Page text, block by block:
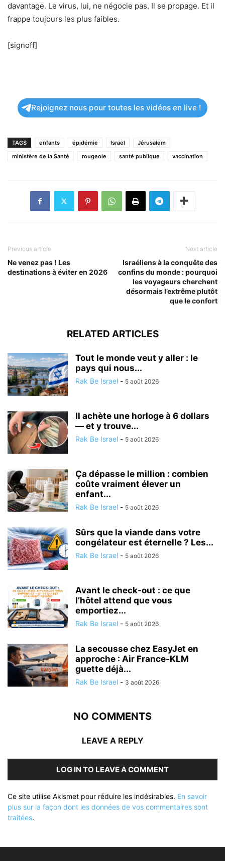
davantage. Le virus, lui, ne négocie pas. Il se propage. Et il
frappe toujours les plus faibles.
[signoff]
Rejoignez nous pour toutes les vidéos en live !
TAGS enfants épidémie Israel
Jérusalem
ministère de la Santé
rougeole santé publique vaccination
Previous article
Ne venez pas ! Les
destinations à éviter en 2026
Next article
Israéliens à la conquête des
confins du monde : pourquoi
les voyageurs cherchent
désormais l’extrême plutôt
que le confort
RELATED ARTICLES
Tout le monde veut y aller : le
pays qui nous...
Rak Be Israel - 5 août 2026
Il achète une horloge à 6 dollars
— et y trouve...
Rak Be Israel - 5 août 2026
Ça dépasse le million : combien
coûte vraiment élever un
enfant...
Rak Be Israel - 5 août 2026
Sûrs que la viande dans votre
congélateur est éternelle ? Les...
Rak Be Israel - 5 août 2026
Avant le check-out : ce que
l’hôtel attend que vous
emportiez...
Rak Be Israel - 5 août 2026
La secousse chez EasyJet en
approche : Air France-KLM
guette déjà...
Rak Be Israel - 3 août 2026
NO COMMENTS
LEAVE A REPLY
LOG IN TO LEAVE A COMMENT
Ce site utilise Akismet pour réduire les indésirables. En savoir
plus sur la façon dont les données de vos commentaires sont
traitées.